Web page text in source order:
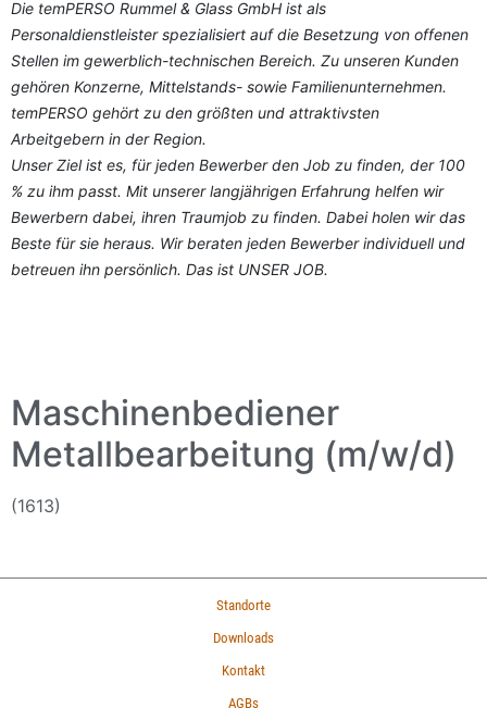
Die temPERSO Rummel & Glass GmbH ist als
Personaldienstleister spezialisiert auf die Besetzung von offenen
Stellen im gewerblich-technischen Bereich. Zu unseren Kunden
gehören Konzerne, Mittelstands- sowie Familienunternehmen.
temPERSO gehört zu den größten und attraktivsten
Arbeitgebern in der Region.
Unser Ziel ist es, für jeden Bewerber den Job zu finden, der 100
% zu ihm passt. Mit unserer langjährigen Erfahrung helfen wir
Bewerbern dabei, ihren Traumjob zu finden. Dabei holen wir das
Beste für sie heraus. Wir beraten jeden Bewerber individuell und
betreuen ihn persönlich. Das ist UNSER JOB.
Maschinenbediener
Metallbearbeitung (m/w/d)
(1613)
Standorte
Downloads
Kontakt
AGBs